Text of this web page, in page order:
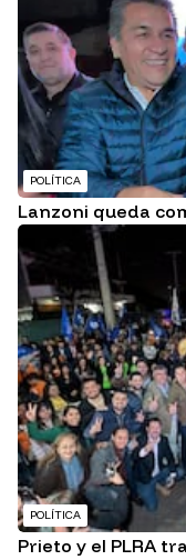
POLÍTICA
Lanzoni queda
POLÍTICA
Prieto y el PLRA